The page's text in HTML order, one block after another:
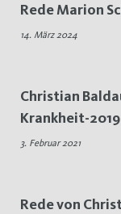
Rede Marion
14. März 2024
Christian
Krankheit-
3. Februar 2021
Rede von